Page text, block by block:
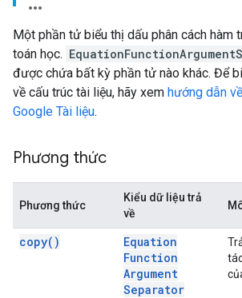
Một phần tử biểu thị dấu phân cách hàm
toán học.
được chứa bất kỳ phần tử nào khác. Để
về cấu trúc tài liệu, hãy xem hướng dẫn
Google Tài liệu.
Phương thức
Phương thức
Kiểu dữ liệu trả
về
copy( )
Equation
Function
Argument
Separator